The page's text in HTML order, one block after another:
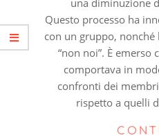
Questo processo ha
con un gruppo, nonché
“non noi”. È
comportava in
confronti dei
rispetto a quelli